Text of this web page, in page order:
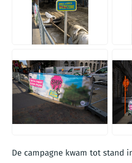
JPG
De campagne kwam tot stand